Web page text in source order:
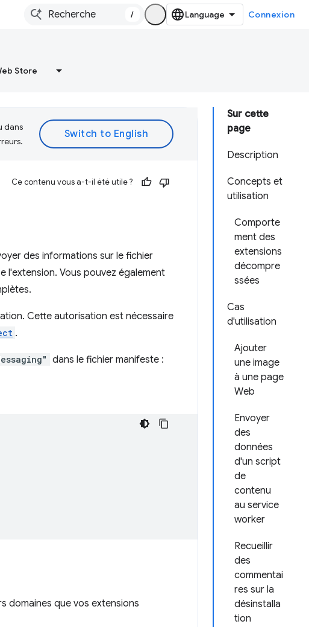
/ Connexion
Store
Sur cette
page
Description
Concepts et
utilisation
Comporte
ment des
extensions
décompre
ssées
Cas
d'utilisation
Ajouter
une image
à une page
Web
Envoyer
des
données
d'un script
de
contenu
au service
worker
Recueillir
des
commentai
res sur la
désinstalla
tion
dans
Ce contenu vous a-t-il été utile ?
des informations sur le fichier
l'extension. Vous pouvez également
Cette autorisation est nécessaire
.
dans le fichier manifeste :
domaines que vos extensions